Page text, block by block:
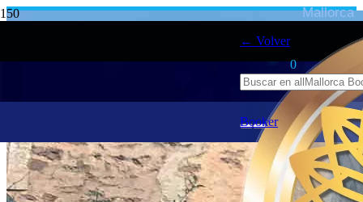
← Volver
Mallorca
0
Booker